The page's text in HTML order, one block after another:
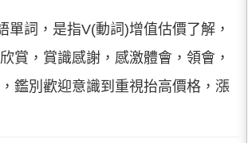
單詞，是指V(動詞)增值估價了解，
賞，賞識感謝，感激體會，領會，
鑑別歡迎意識到重視抬高價格，漲